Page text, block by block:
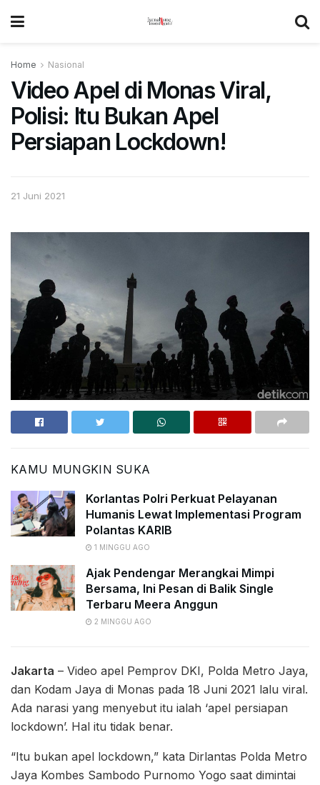
Home Nasional
Video Apel di Monas Viral,
Polisi: Itu Bukan Apel
Persiapan Lockdown!
21 Juni 2021
KAMU MUNGKIN SUKA
Korlantas Polri Perkuat Pelayanan
Humanis Lewat Implementasi Program
Polantas KARIB
1 MINGGU AGO
Ajak Pendengar Merangkai Mimpi
Bersama, Ini Pesan di Balik Single
Terbaru Meera Anggun
2 MINGGU AGO
Jakarta – Video apel Pemprov DKI, Polda Metro Jaya,
dan Kodam Jaya di Monas pada 18 Juni 2021 lalu viral.
Ada narasi yang menyebut itu ialah ‘apel persiapan
lockdown’. Hal itu tidak benar.
“Itu bukan apel lockdown,” kata Dirlantas Polda Metro
Jaya Kombes Sambodo Purnomo Yogo saat dimintai